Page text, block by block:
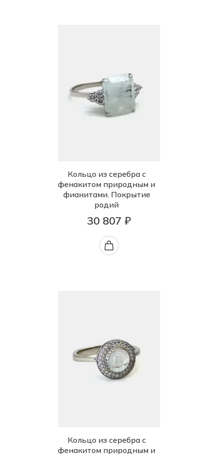
Кольцо из серебра с
фенакитом природным и
фианитами. Покрытие
родий
30 807 ₽
Кольцо из серебра с
фенакитом природным и